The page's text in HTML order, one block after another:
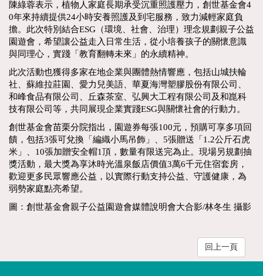
陳綠蓉表示，植物人家庭長期承受沉重照護壓力，創世基金會4
0年來持續提供24小時安養照護及到宅服務，致力減輕家庭負
擔。此次特別結合ESG（環境、社會、治理）理念規劃親子公益
園遊會，希望讓公益走入日常生活，從小培養孩子的關懷意識
與同理心，實踐「教育翻轉未來」的永續精神。
此次活動也獲得多家在地企業與團體熱情響應，包括山城扶輪
社、蘇維拉莊園、愛力兒美語、華夏海灣塑膠股份有限公司、
和峰食品有限公司、丘森茶室、弘興大工程有限公司及和崑科
技有限公司等，共同展現企業實踐ESG與關懷社會的行動力。
創世基金會苗栗分院指出，園遊券每張100元，預購可享多項回
饋，包括3張可兌換「編織小馬吊飾」、5張贈送「1.2公斤石虎
米」、10張加贈安全帽1頂，數量有限送完為止。現場另規劃抽
獎活動，最大獎為享沐時光溫泉飯店價值3萬6千元住宿套房，
歡迎更多民眾響應公益，以實際行動支持公益、守護健康，為
弱勢家庭點亮希望。
圖：創世基金會親子公益園遊會媒體說明會大合影/林冬生 攝影
回上一頁